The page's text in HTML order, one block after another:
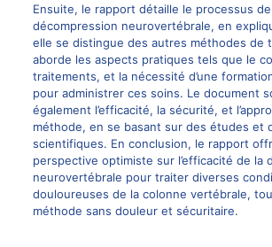
Ensuite, le rapport détaille le processus
décompression neurovertébrale, en
elle se distingue des autres méthodes de
aborde les aspects pratiques tels que le
traitements, et la nécessité d’une
pour administrer ces soins. Le document
également l’efficacité, la sécurité, et
méthode, en se basant sur des études et
scientifiques. En conclusion, le rapport
perspective optimiste sur l’efficacité de la
neurovertébrale pour traiter diverses
douloureuses de la colonne vertébrale,
méthode sans douleur et sécuritaire.